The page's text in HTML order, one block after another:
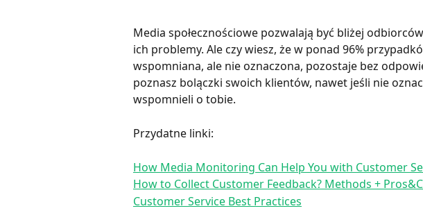
Media społecznościowe pozwalają być bliżej
ich problemy. Ale czy wiesz, że w ponad 96%
wspomniana, ale nie oznaczona, pozostaje bez
poznasz bolączki swoich klientów, nawet jeśli nie
wspomnieli o tobie.
Przydatne linki:
How Media Monitoring Can Help You with Customer
How to Collect Customer Feedback? Methods +
Customer Service Best Practices